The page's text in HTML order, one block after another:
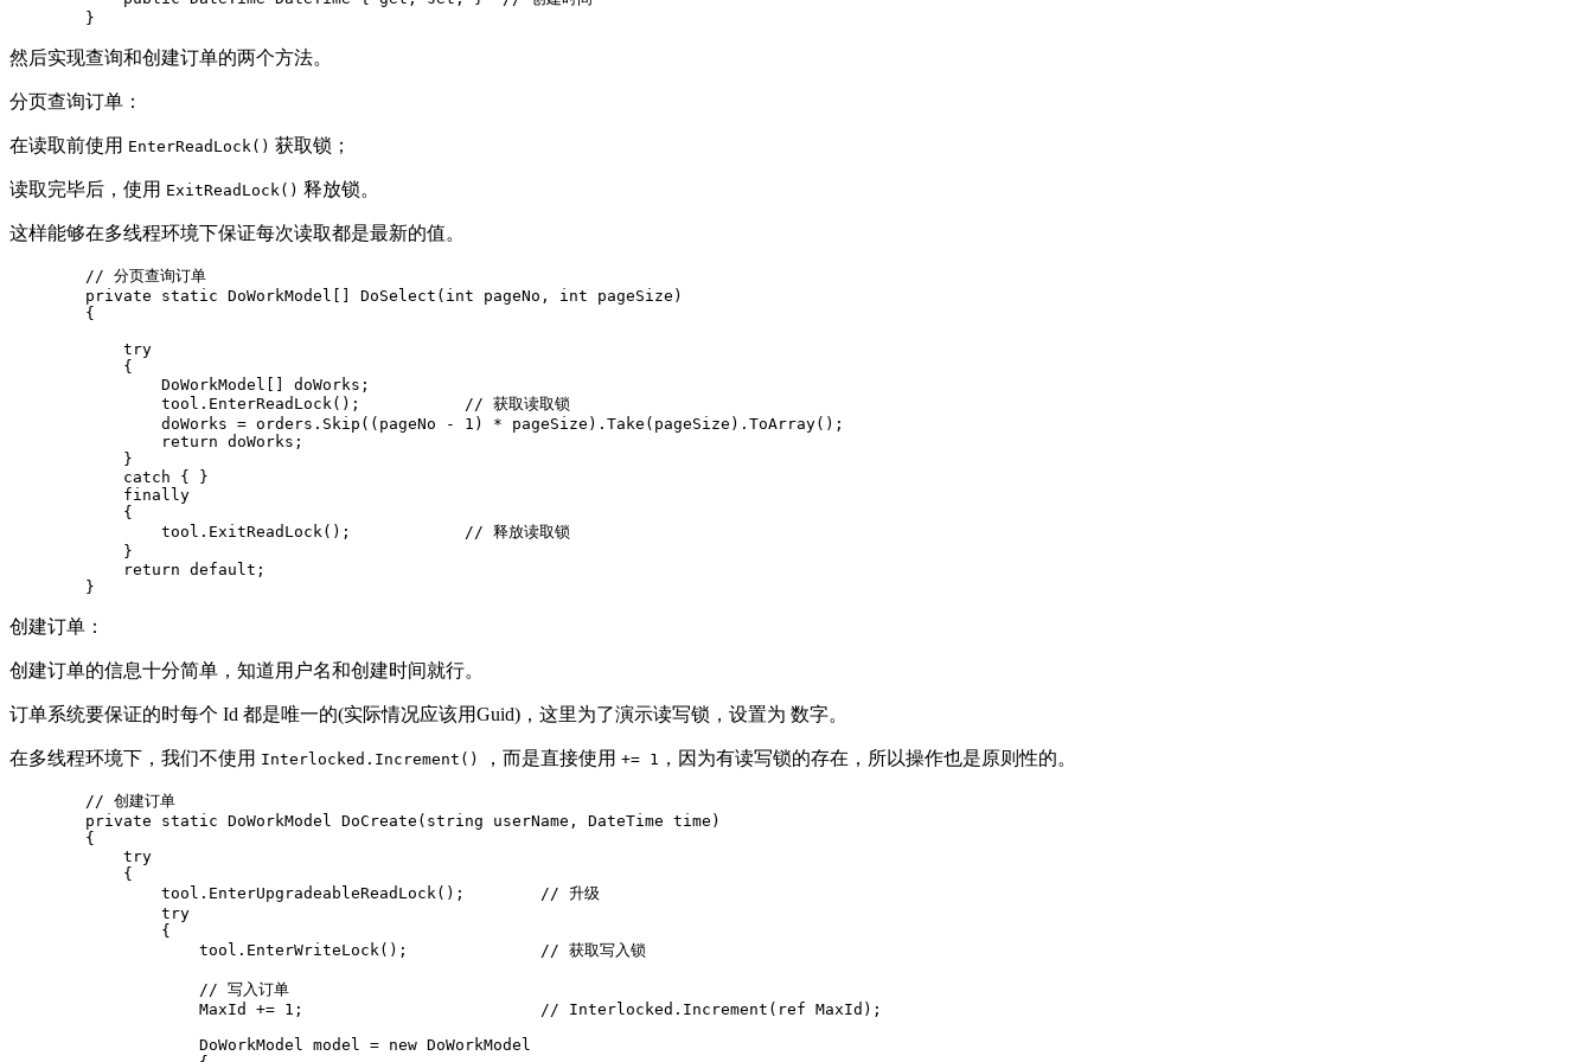
        }
然后实现查询和创建订单的两个方法。
分页查询订单：
在读取前使用 EnterReadLock() 获取锁；
读取完毕后，使用 ExitReadLock() 释放锁。
这样能够在多线程环境下保证每次读取都是最新的值。
        // 分页查询订单
        private static DoWorkModel[] DoSelect(int pageNo, int pageSize)
        {
            try
            {
                DoWorkModel[] doWorks;
                tool.EnterReadLock();           // 获取读取锁
                doWorks = orders.Skip((pageNo - 1) * pageSize).Take(pageSize).ToArray();
                return doWorks;
            }
            catch { }
            finally
            {
                tool.ExitReadLock();            // 释放读取锁
            }
            return default;
        }
创建订单：
创建订单的信息十分简单，知道用户名和创建时间就行。
订单系统要保证的时每个 Id 都是唯一的(实际情况应该用Guid)，这里为了演示读写锁，设置为 数字。
在多线程环境下，我们不使用 Interlocked.Increment() ，而是直接使用 += 1 ，因为有读写锁的存在，所以操作也是原则性的。
        // 创建订单
        private static DoWorkModel DoCreate(string userName, DateTime time)
        {
            try
            {
                tool.EnterUpgradeableReadLock();        // 升级
                try
                {
                    tool.EnterWriteLock();              // 获取写入锁
                    // 写入订单
                    MaxId += 1;                         // Interlocked.Increment(ref MaxId);
                    DoWorkModel model = new DoWorkModel